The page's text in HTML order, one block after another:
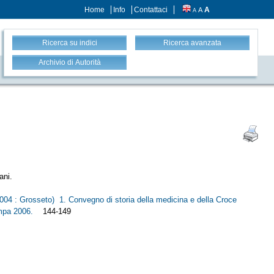
Home Info Contattaci A A A
Ricerca su indici Ricerca avanzata
Archivio di Autorità